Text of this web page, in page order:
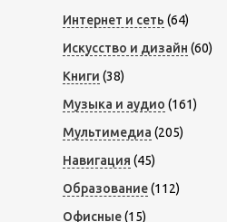
Интернет и сеть (64)
Искусство и дизайн (60)
Книги (38)
Музыка и аудио (161)
Мультимедиа (205)
Навигация (45)
Образование(112)
Офисные(15)